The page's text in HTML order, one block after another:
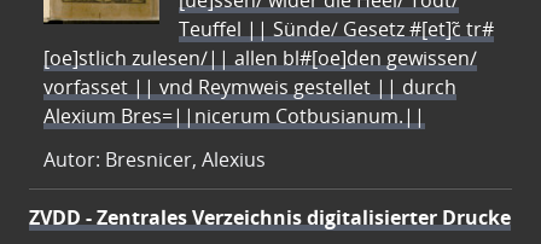
Teuffel || Sünde/ Gesetz #[et]c̃ tr#
[oe]stlich zulesen/|| allen bl#[oe]den gewissen/
vorfasset || vnd Reymweis gestellet || durch
Alexium Bres=||nicerum Cotbusianum.||
Autor: Bresnicer, Alexius
ZVDD - Zentrales Verzeichnis digitalisierter Drucke